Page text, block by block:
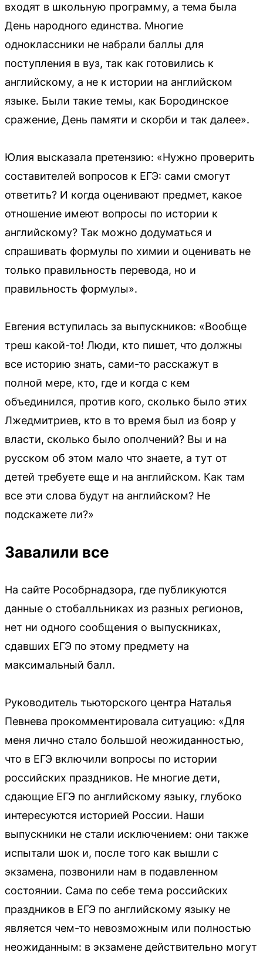
входят в школьную программу, а тема была
День народного единства. Многие
одноклассники не набрали баллы для
поступления в вуз, так как готовились к
английскому, а не к истории на английском
языке. Были такие темы, как Бородинское
сражение, День памяти и скорби и так далее».
Юлия высказала претензию: «Нужно проверить
составителей вопросов к ЕГЭ: сами смогут
ответить? И когда оценивают предмет, какое
отношение имеют вопросы по истории к
английскому? Так можно додуматься и
спрашивать формулы по химии и оценивать не
только правильность перевода, но и
правильность формулы».
Евгения вступилась за выпускников: «Вообще
треш какой-то! Люди, кто пишет, что должны
все историю знать, сами-то расскажут в
полной мере, кто, где и когда с кем
объединился, против кого, сколько было этих
Лжедмитриев, кто в то время был из бояр у
власти, сколько было ополчений? Вы и на
русском об этом мало что знаете, а тут от
детей требуете еще и на английском. Как там
все эти слова будут на английском? Не
подскажете ли?»
Завалили все
На сайте Рособрнадзора, где публикуются
данные о стобалльниках из разных регионов,
нет ни одного сообщения о выпускниках,
сдавших ЕГЭ по этому предмету на
максимальный балл.
Руководитель тьюторского центра Наталья
Певнева прокомментировала ситуацию: «Для
меня лично стало большой неожиданностью,
что в ЕГЭ включили вопросы по истории
российских праздников. Не многие дети,
сдающие ЕГЭ по английскому языку, глубоко
интересуются историей России. Наши
выпускники не стали исключением: они также
испытали шок и, после того как вышли с
экзамена, позвонили нам в подавленном
состоянии. Сама по себе тема российских
праздников в ЕГЭ по английскому языку не
является чем-то невозможным или полностью
неожиданным: в экзамене действительно могут